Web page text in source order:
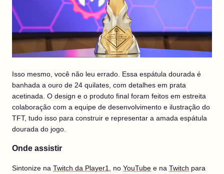
Isso mesmo, você não leu errado. Essa espátula dourada é
banhada a ouro de 24 quilates, com detalhes em prata
acetinada. O design e o produto final foram feitos em estreita
colaboração com a equipe de desenvolvimento e ilustração do
TFT, tudo isso para construir e representar a amada espátula
dourada do jogo.
Onde assistir
Sintonize na Twitch da Player1 , no YouTube e na Twitch para